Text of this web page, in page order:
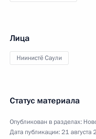
Лица
Ниинистё Саули
Статус материала
Опубликован в разделах:
Дата публикации:21 августа